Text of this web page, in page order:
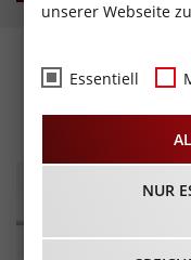
Ein
unserer Webseite
Essentiell
NUR